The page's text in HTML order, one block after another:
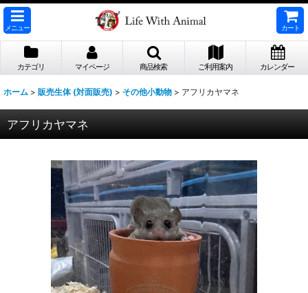
メニュー カート
カテゴリ マイページ 商品検索 ご利用案内 カレンダー
ホーム > 販売生体 (対面販売) > その他小動物 > アフリカヤマネ
アフリカヤマネ